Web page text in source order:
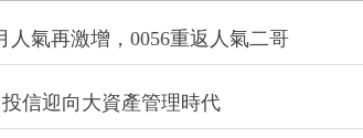
人氣再激增，0056重返人氣二哥
信迎向大資產管理時代